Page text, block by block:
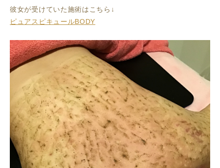
彼女が受けていた施術はこちら↓
ピュアスピキュールBODY